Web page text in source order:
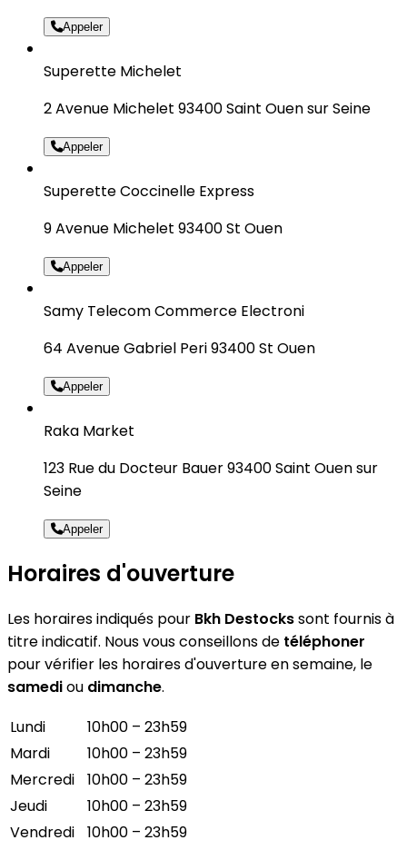
Appeler
Superette Michelet
2 Avenue Michelet 93400 Saint Ouen sur Seine
Appeler
Superette Coccinelle Express
9 Avenue Michelet 93400 St Ouen
Appeler
Samy Telecom Commerce Electroni
64 Avenue Gabriel Peri 93400 St Ouen
Appeler
Raka Market
123 Rue du Docteur Bauer 93400 Saint Ouen sur
Seine
Appeler
Horaires d'ouverture
Les horaires indiqués pour Bkh Destockssont fournis à
titre indicatif. Nous vous conseillons de téléphoner
pour vérifier les horaires d'ouverture en semaine, le
samediou dimanche.
Lundi
10h00 – 23h59
Mardi
10h00 – 23h59
Mercredi
10h00 – 23h59
Jeudi
10h00 – 23h59
Vendredi
10h00 – 23h59